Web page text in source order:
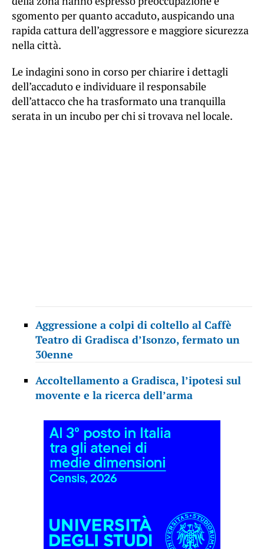
sgomento per quanto accaduto, auspicando una
rapida cattura dell’aggressore e maggiore sicurezza
nella città.
Le indagini sono in corso per chiarire i dettagli
dell’accaduto e individuare il responsabile
dell’attacco che ha trasformato una tranquilla
serata in un incubo per chi si trovava nel locale.
Aggressione a colpi di coltello al Caffè
Teatro di Gradisca d’Isonzo, fermato un
30enne
Accoltellamento a Gradisca, l’ipotesi sul
movente e la ricerca dell’arma